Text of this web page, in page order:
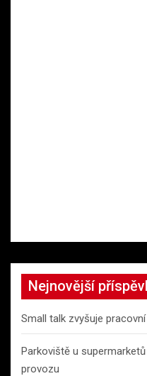
Nejnovější
Small talk zvyšuje
Parkoviště u
provozu